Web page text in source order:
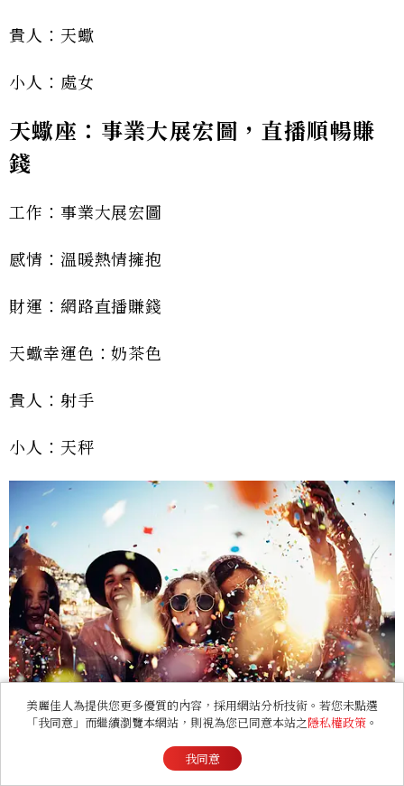
貴人：天蠍
小人：處女
天蠍座：事業大展宏圖，直播順暢賺
錢
工作：事業大展宏圖
感情：溫暖熱情擁抱
財運：網路直播賺錢
天蠍幸運色：奶茶色
貴人：射手
小人：天秤
美麗佳人為提供您更多優質的內容，採用網站分析技術。若您未點選
「我同意」而繼續瀏覽本網站，則視為您已同意本站之隱私權政策 。
我同意